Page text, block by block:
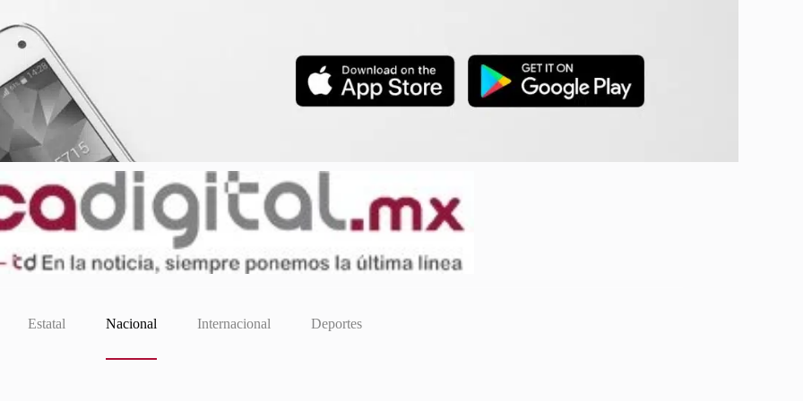
Estatal Nacional Internacional Deportes